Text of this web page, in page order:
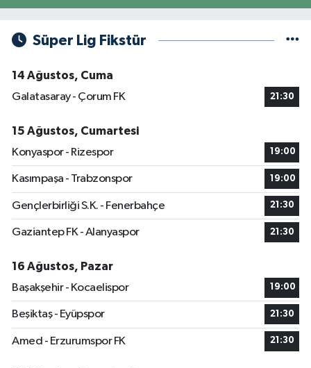
Süper Lig Fikstür
14 Ağustos, Cuma
Galatasaray - Çorum FK
21:30
15 Ağustos, Cumartesi
Konyaspor - Rizespor
19:00
Kasımpaşa - Trabzonspor 19:00
Gençlerbirliği S.K. - Fenerbahçe 21:30
Gaziantep FK - Alanyaspor 21:30
16 Ağustos, Pazar
Başakşehir - Kocaelispor
19:00
Beşiktaş - Eyüpspor 21:30
Amed - Erzurumspor FK 21:30